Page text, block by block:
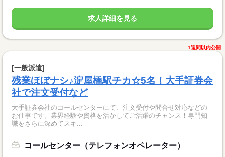
求人詳細を見る
1週間以内公開
[一般派遣]
残業ほぼナシ♪淀屋橋駅チカ☆5名！大手証券会
社で注文受付など
大手証券会社のコールセンターにて、注文受付や問合せ対応などの
お仕事です。業界経験や資格を活かしてご活躍のチャンス！専門知
識をさらに深めてスキ...
コールセンター（テレフォンオペレーター）